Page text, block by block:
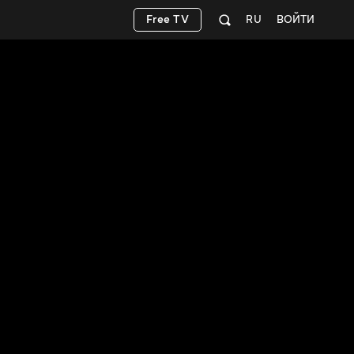
ВОЙТИ
RU
Free TV